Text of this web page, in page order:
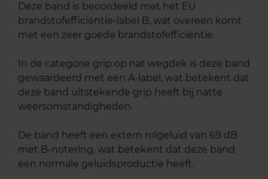
Deze band is beoordeeld met het EU
brandstofefficiëntie-label B, wat overeen komt
met een zeer goede brandstofefficiëntie.
In de categorie grip op nat wegdek is deze band
gewaardeerd met een A-label, wat betekent dat
deze band uitstekende grip heeft bij natte
weersomstandigheden.
De band heeft een extern rolgeluid van 69 dB
met B-notering, wat betekent dat deze band
een normale geluidsproductie heeft.